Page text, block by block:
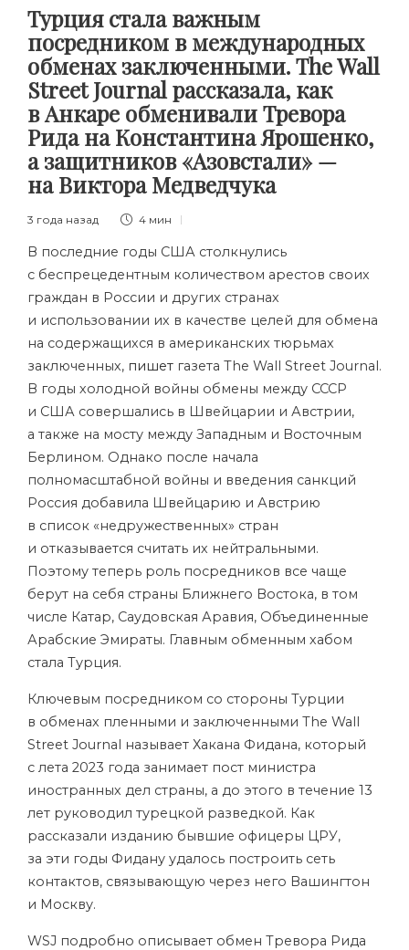
Турция стала важным
посредником в международных
обменах заключенными. The Wall
Street Journal рассказала, как
в Анкаре обменивали Тревора
Рида на Константина Ярошенко,
а защитников «Азовстали» —
на Виктора Медведчука
3 года назад 4 мин
В последние годы США столкнулись
с беспрецедентным количеством арестов своих
граждан в России и других странах
и использовании их в качестве целей для обмена
на содержащихся в американских тюрьмах
заключенных, пишет газета The Wall Street Journal.
В годы холодной войны обмены между СССР
и США совершались в Швейцарии и Австрии,
а также на мосту между Западным и Восточным
Берлином. Однако после начала
полномасштабной войны и введения санкций
Россия добавила Швейцарию и Австрию
в список «недружественных» стран
и отказывается считать их нейтральными.
Поэтому теперь роль посредников все чаще
берут на себя страны Ближнего Востока, в том
числе Катар, Саудовская Аравия, Объединенные
Арабские Эмираты. Главным обменным хабом
стала Турция.
Ключевым посредником со стороны Турции
в обменах пленными и заключенными The Wall
Street Journal называет Хакана Фидана, который
с лета 2023 года занимает пост министра
иностранных дел страны, а до этого в течение 13
лет руководил турецкой разведкой. Как
рассказали изданию бывшие офицеры ЦРУ,
за эти годы Фидану удалось построить сеть
контактов, связывающую через него Вашингтон
и Москву.
WSJ подробно описывает обмен Тревора Рида